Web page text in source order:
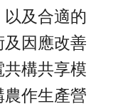
及合適的
因應改善
構共享模
作生產營